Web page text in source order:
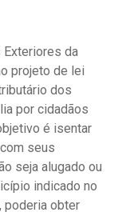
da
projeto de lei
dos
por cidadãos
é isentar
seus
seja alugado ou
indicado no
poderia obter